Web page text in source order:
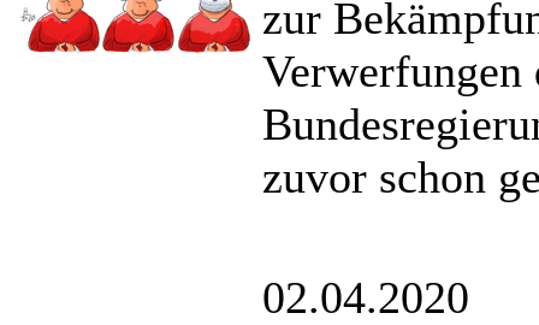
zur
Verwerfungen
zuvor schon
02.04.2020